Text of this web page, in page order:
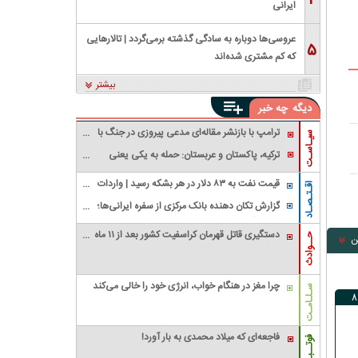
ایرانی
۵
عروسی‌ها دوباره به سادگی گذشته برمی‌گردد | تالارهایی
که کم مشتری شده‌اند
بیشتر
دیگه چه خبر
سیـاسـت
ترامپ با بازنشر مقاله‌ای مدعی پیروزی در جنگ با
ایران شد
ترکیه، پاکستان و عربستان: حمله به یکی یعنی
حمله به همه / بیانیه وزارت خارجه پاکستان در
خصوص پیمان دفاعی مشترک مکه
اقـتـصـاد
قیمت نفت به ۸۳ دلار در هر بشکه رسید | واردات
نفت آمریکا از عربستان صفر شد
گزارش تکان‌ دهنده بانک مرکزی از سفره ایرانی‌ها؛
تورم چگونه فقرا را فقیرتر کرد؟/ شکاف ۱۵ درصدی
تورم میان فقیر و غنی
حــوادث
دستگیری قاتل قهرمان کراسفیت کشور بعد از ۱۱ ماه
سـلـامـت چرا مغز در هنگام خواب، انرژی خود را خالی می‌کند
فاجعه‌ای که میلاد محمدی به بار آورد!